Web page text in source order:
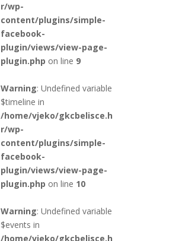
r/wp-
content/plugins/simple-
facebook-
plugin/views/view-page-
plugin.php on line 9
Warning: Undefined variable
$timeline in
/home/vjeko/gkcbelisce.h
r/wp-
content/plugins/simple-
facebook-
plugin/views/view-page-
plugin.php on line 10
Warning: Undefined variable
$events in
/home/vjeko/gkcbelisce.h